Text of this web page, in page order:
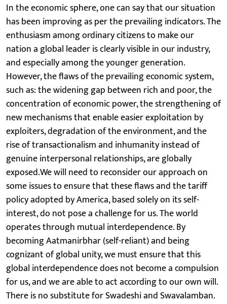
In the economic sphere, one can say that our situation
has been improving as per the prevailing indicators. The
enthusiasm among ordinary citizens to make our
nation a global leader is clearly visible in our industry,
and especially among the younger generation.
However, the flaws of the prevailing economic system,
such as: the widening gap between rich and poor, the
concentration of economic power, the strengthening of
new mechanisms that enable easier exploitation by
exploiters, degradation of the environment, and the
rise of transactionalism and inhumanity instead of
genuine interpersonal relationships, are globally
exposed.We will need to reconsider our approach on
some issues to ensure that these flaws and the tariff
policy adopted by America, based solely on its self-
interest, do not pose a challenge for us. The world
operates through mutual interdependence. By
becoming Aatmanirbhar (self-reliant) and being
cognizant of global unity, we must ensure that this
global interdependence does not become a compulsion
for us, and we are able to act according to our own will.
There is no substitute for Swadeshi and Swavalamban.